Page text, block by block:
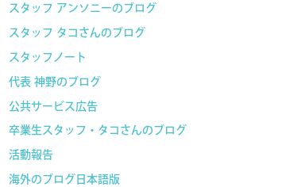
スタッフ アンソニーのブログ
スタッフ タコさんのブログ
スタッフノート
代表 神野のブログ
公共サービス広告
卒業生スタッフ・タコさんのブログ
活動報告
海外のブログ日本語版